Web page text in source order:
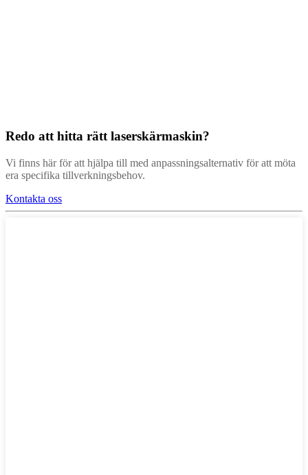
Redo att hitta rätt laserskärmaskin?
Vi finns här för att hjälpa till med anpassningsalternativ för att möta
era specifika tillverkningsbehov.
Kontakta oss